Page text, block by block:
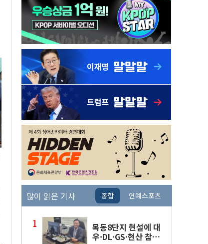
많이 읽은 기사 종합 연예스포츠
목동8단지 현설에 대
우·DL·GS·현산 참